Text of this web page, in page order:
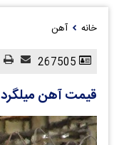
خانه آهن
قیمت آهن میلگرد 1404/07/20